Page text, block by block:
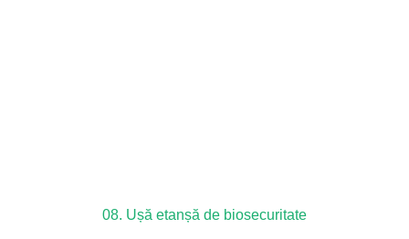
08. Ușă etanșă de biosecuritate